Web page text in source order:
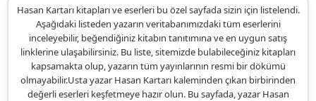
Hasan Kartarı kitapları ve eserleri bu özel sayfada sizin için listelendi.
Aşağıdaki listeden yazarın veritabanımızdaki tüm eserlerini
inceleyebilir, beğendiğiniz kitabın tanıtımına ve en uygun satış
linklerine ulaşabilirsiniz. Bu liste, sitemizde bulabileceğiniz kitapları
kapsamakta olup, yazarın tüm yayınlarının resmi bir dökümü
olmayabilir.Usta yazar Hasan Kartarı kaleminden çıkan birbirinden
değerli eserleri keşfetmeye hazır olun. Bu sayfada, yazar Hasan